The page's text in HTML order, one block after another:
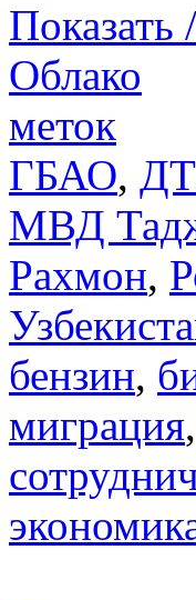
Показать
Облако
меток
ГБАО,
МВД
Рахмон,
бензин,
миграция,